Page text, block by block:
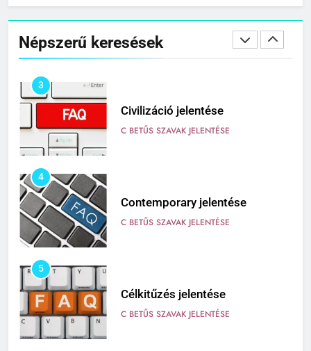
Népszerű keresések
Cingár jelentése
C BETŰS SZAVAK JELENTÉSE
3
Civilizáció jelentése
C BETŰS SZAVAK JELENTÉSE
4
Contemporary jelentése
C BETŰS SZAVAK JELENTÉSE
5
Célkitűzés jelentése
C BETŰS SZAVAK JELENTÉSE